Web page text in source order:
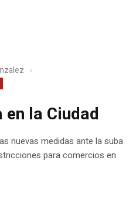
en la Ciudad
nuevas medidas ante la suba
para comercios en